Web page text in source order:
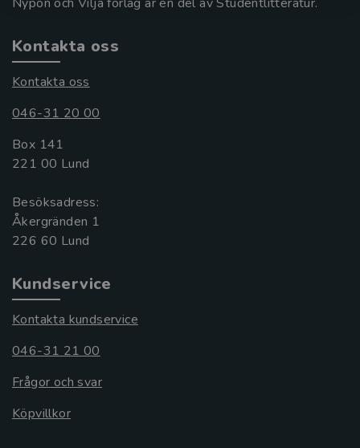
Kontakta oss
Kontakta oss
046-31 20 00
Box 141
221 00 Lund
Besöksadress:
Åkergränden 1
Kundservice
Kontakta kundservice
046-31 21 00
Frågor och svar
Köpvillkor